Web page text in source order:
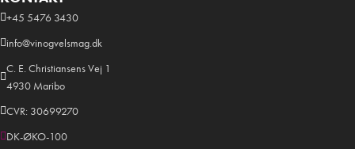
+45 5476 3430
info@vinogvelsmag.dk
C. E. Christiansens Vej 1
4930 Maribo
CVR: 30699270
DK-ØKO-100